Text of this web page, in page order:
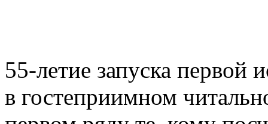
55-летие запуска первой
в гостеприимном